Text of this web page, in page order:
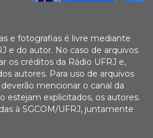
e fotografias é livre mediante
e do autor. No caso de arquivos
os créditos da Rádio UFRJ e,
autores. Para uso de arquivos
mencionar o canal da
estejam explicitados, os autores.
à SGCOM/UFRJ, juntamente